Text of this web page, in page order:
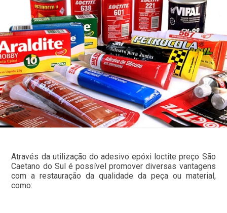
Através da utilização do adesivo epóxi loctite preço São
Caetano do Sul é possível promover diversas vantagens
com a restauração da qualidade da peça ou material,
como: